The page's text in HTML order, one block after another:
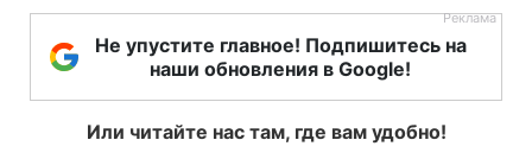
Не упустите главное! Подпишитесь на
наши обновления в Google!
Или читайте нас там, где вам удобно!